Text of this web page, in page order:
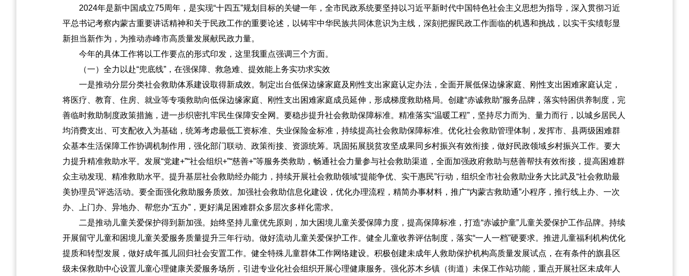
2024年是新中国成立75周年，是实现“十四五”规划目标的关键一年，全市民政系统要坚持以习近平新时代中国特色社会主义思想为指导，深入贯彻习近
平总书记考察内蒙古重要讲话精神和关于民政工作的重要论述，以铸牢中华民族共同体意识为主线，深刻把握民政工作面临的机遇和挑战，以实干实绩彰显
新担当新作为，为推动赤峰市高质量发展献民政力量。
今年的具体工作将以工作要点的形式印发，这里我重点强调三个方面。
（一）全力以赴“兜底线”，在强保障、救急难、提效能上务实功求实效
一是推动分层分类社会救助体系建设取得新成效。制定出台低保边缘家庭及刚性支出家庭认定办法，全面开展低保边缘家庭、刚性支出困难家庭认定，
将医疗、教育、住房、就业等专项救助向低保边缘家庭、刚性支出困难家庭成员延伸，形成梯度救助格局。创建“赤诚救助”服务品牌，落实特困供养制度，完
善临时救助制度政策措施，进一步织密扎牢民生保障安全网。要稳步提升社会救助保障标准。精准落实“温暖工程”，坚持尽力而为、量力而行，以城乡居民人
均消费支出、可支配收入为基础，统筹考虑最低工资标准、失业保险金标准，持续提高社会救助保障标准。优化社会救助管理体制，发挥市、县两级困难群
众基本生活保障工作协调机制作用，强化部门联动、政策衔接、资源统筹。巩固拓展脱贫攻坚成果同乡村振兴有效衔接，做好民政领域乡村振兴工作。要大
力提升精准救助水平。发展“党建+”“社会组织+”“慈善+”等服务类救助，畅通社会力量参与社会救助渠道，全面加强政府救助与慈善帮扶有效衔接，提高困难群
众主动发现、精准救助水平。提升基层社会救助经办能力，持续开展社会救助领域“提能争优、实干惠民”行动，组织全市社会救助业务大比武及“社会救助最
美协理员”评选活动。要全面强化救助服务质效。加强社会救助信息化建设，优化办理流程，精简办事材料，推广“内蒙古救助通”小程序，推行线上办、一次
办、上门办、异地办、帮您办“五办”，更好满足困难群众多层次多样化需求。
二是推动儿童关爱保护得到新加强。始终坚持儿童优先原则，加大困境儿童关爱保障力度，提高保障标准，打造“赤诚护童”儿童关爱保护工作品牌。持续
开展留守儿童和困境儿童关爱服务质量提升三年行动。做好流动儿童关爱保护工作。健全儿童收养评估制度，落实“一人一档”硬要求。推进儿童福利机构优化
提质和转型发展，做好成年孤儿回归社会安置工作。健全特殊儿童群体工作网络建设。积极创建未成年人救助保护机构高质量发展试点，在有条件的旗县区
级未保救助中心设置儿童心理健康关爱服务场所，引进专业化社会组织开展心理健康服务。强化苏木乡镇（街道）未保工作站功能，重点开展社区未成年人